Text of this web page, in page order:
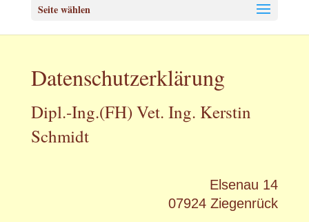
Seite wählen
Datenschutzerklärung
Dipl.-Ing.(FH) Vet. Ing. Kerstin
Schmidt
Elsenau 14
07924 Ziegenrück